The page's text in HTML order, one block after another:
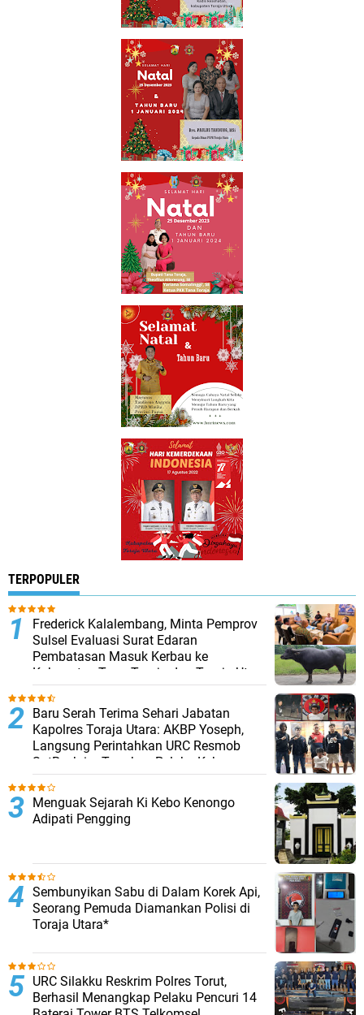
TERPOPULER
Frederick Kalalembang, Minta Pemprov
Sulsel Evaluasi Surat Edaran
Pembatasan Masuk Kerbau ke
Kabupaten Tana Toraja dan Toraja Utara
Baru Serah Terima Sehari Jabatan
Kapolres Toraja Utara: AKBP Yoseph,
Langsung Perintahkan URC Resmob
SatReskrim Tangkap Pelaku Kekerasan
Seksual Anak Di Bawah Umur
Menguak Sejarah Ki Kebo Kenongo
Adipati Pengging
Sembunyikan Sabu di Dalam Korek Api,
Seorang Pemuda Diamankan Polisi di
Toraja Utara*
URC Silakku Reskrim Polres Torut,
Berhasil Menangkap Pelaku Pencuri 14